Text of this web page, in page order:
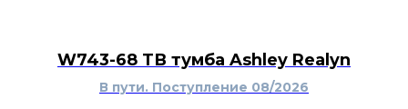
W743-68 ТВ тумба Ashley Realyn
В пути. Поступление 08/2026